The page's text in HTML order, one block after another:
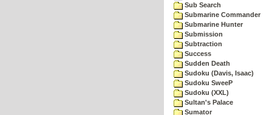
Sub Search
Submarine Commander
Submarine Hunter
Submission
Subtraction
Success
Sudden Death
Sudoku (Davis, Isaac)
Sudoku SweeP
Sudoku (XXL)
Sultan's Palace
Sumator